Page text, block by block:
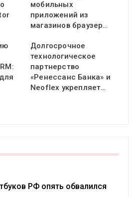
мобильных
приложений из
магазинов браузер…
Долгосрочное
технологическое
партнерство
«Ренессанс Банка» и
Neoflex укрепляет…
РФ опять обвалился